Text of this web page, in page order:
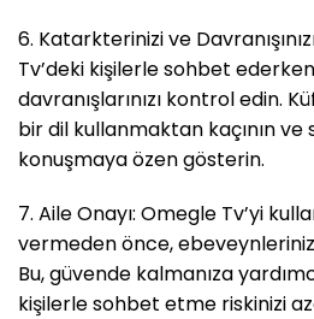
6. Katarkterinizi ve
Tv’deki kişilerle sohbet
davranışlarınızı kontrol edin.
bir dil kullanmaktan kaçının ve
konuşmaya özen gösterin.
7. Aile Onayı: Omegle Tv’yi
vermeden önce,
Bu, güvende kalmanıza
kişilerle sohbet etme riskinizi